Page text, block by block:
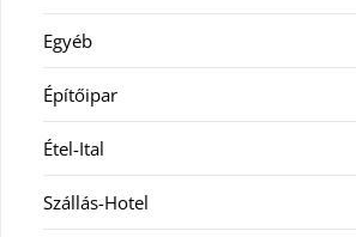
Egyéb
Építőipar
Étel-Ital
Szállás-Hotel